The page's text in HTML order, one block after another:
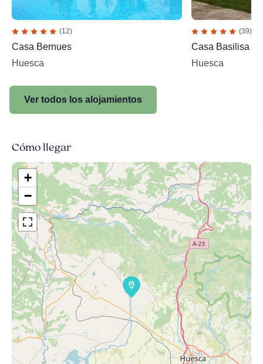
(12)
Casa Bernues
Huesca
(39)
Casa Basilisa I y
Huesca
Ver todos los alojamientos
Cómo llegar
+
−